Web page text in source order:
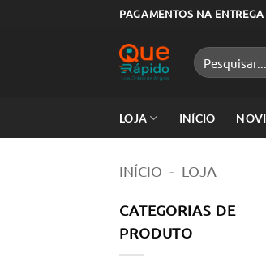
PAGAMENTOS NA
Pesquisar
por:
LOJA INÍCIO
INÍCIO - LOJA
CATEGORIAS DE
PRODUTO